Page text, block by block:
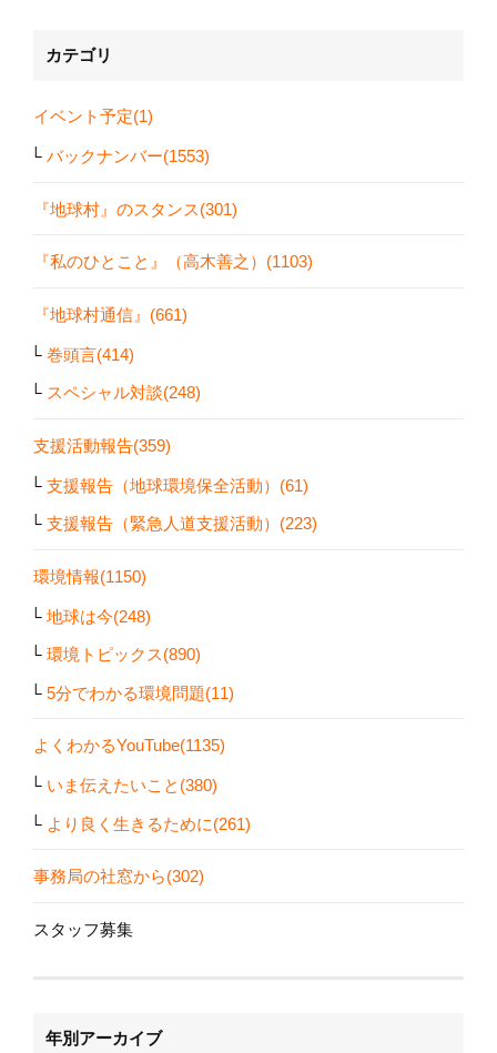
カテゴリ
イベント予定(1)
バックナンバー(1553)
『地球村』のスタンス(301)
『私のひとこと』（高木善之）(1103)
『地球村通信』(661)
巻頭言(414)
スペシャル対談(248)
支援活動報告(359)
支援報告（地球環境保全活動）(61)
支援報告（緊急人道支援活動）(223)
環境情報(1150)
地球は今(248)
環境トピックス(890)
5分でわかる環境問題(11)
よくわかるYouTube(1135)
いま伝えたいこと(380)
より良く生きるために(261)
事務局の社窓から(302)
スタッフ募集
年別アーカイブ